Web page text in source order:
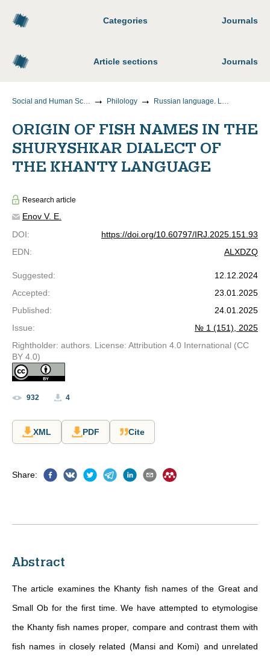
Categories Journals
Article sections Journals
Social and Human Sciences Philology Russian language. Languages of the peoples of Russia
ORIGIN OF FISH NAMES IN THE
SHURYSHKAR DIALECT OF
THE KHANTY LANGUAGE
Research article
Enov V. E.
DOI:
https://doi.org/10.60797/IRJ.2025.151.93
EDN: ALXDZQ
Suggested:
12.12.2024
Accepted:
23.01.2025
Published:
24.01.2025
Issue:
№ 1 (151), 2025
Rightholder: authors. License: Attribution 4.0 International (CC
BY 4.0)
932 4
XML PDF Cite
Share:
Abstract
The article examines the Khanty fish names of the Great and
Small Ob for the first time. We have attempted to etymologise
the Khanty fish names proper, compare and contrast them with
fish names in closely related (Mansi and Komi) and unrelated